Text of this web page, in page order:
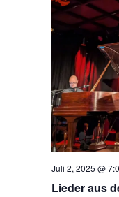
Lieder aus
Juli 2, 2025 @